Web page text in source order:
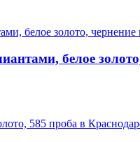
белое